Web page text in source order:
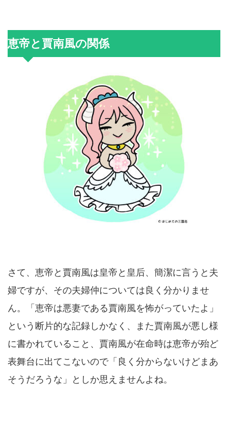
恵帝と賈南風の関係
さて、恵帝と賈南風は皇帝と皇后、簡潔に言うと夫
婦ですが、その夫婦仲については良く分かりませ
ん。「恵帝は悪妻である賈南風を怖がっていたよ」
という断片的な記録しかなく、また賈南風が悪し様
に書かれていること、賈南風が在命時は恵帝が殆ど
表舞台に出てこないので「良く分からないけどまあ
そうだろうな」としか思えませんよね。